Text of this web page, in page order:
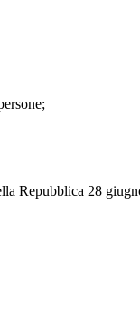
Repubblica 28